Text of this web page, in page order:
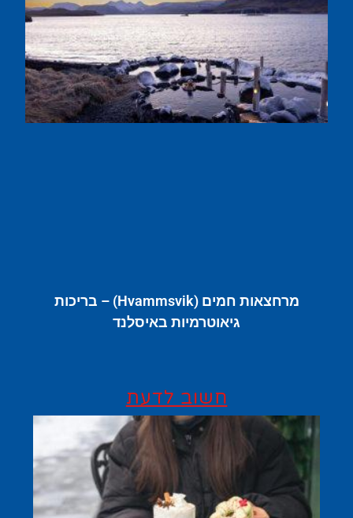
מרחצאות חמים (Hvammsvik) – בריכות
גיאוטרמיות באיסלנד
חשוב לדעת